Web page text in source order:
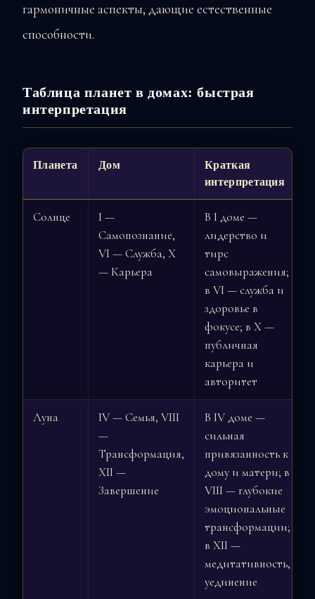
гармоничные аспекты, дающие естественные
способности.
Таблица планет в домах: быстрая
интерпретация
Планета Дом
Краткая
интерпретация
Солнце
I —
Самопознание,
VI — Служба, X
— Карьера
В I доме —
лидерство и
тирс
самовыражения;
в VI — служба и
здоровье в
фокусе; в X —
публичная
карьера и
авторитет
Луна
IV — Семья, VIII
—
Трансформация,
XII —
Завершение
В IV доме —
сильная
привязанность к
дому и матери; в
VIII — глубокие
эмоциональные
трансформации;
в XII —
медитативность,
уединение